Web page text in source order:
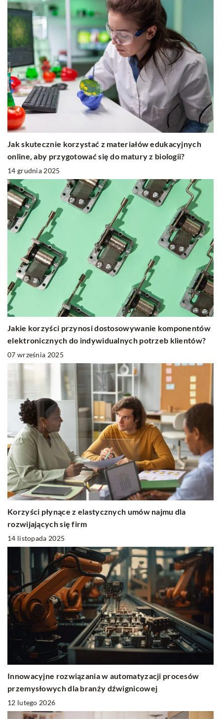
Jak skutecznie korzystać z materiałów edukacyjnych
online, aby przygotować się do matury z biologii?
14 grudnia 2025
Jakie korzyści przynosi dostosowywanie komponentów
elektronicznych do indywidualnych potrzeb klientów?
07 września 2025
Korzyści płynące z elastycznych umów najmu dla
rozwijających się firm
14 listopada 2025
Innowacyjne rozwiązania w automatyzacji procesów
przemysłowych dla branży dźwignicowej
12 lutego 2026